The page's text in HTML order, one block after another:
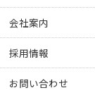
会社案内
採用情報
お問い合わせ